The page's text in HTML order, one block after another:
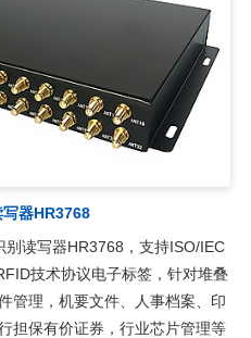
器HR3768
读写器HR3768，支持ISO/IEC
技术协议电子标签，针对堆叠
管理，机要文件、人事档案、印
担保有价证券，行业芯片管理等